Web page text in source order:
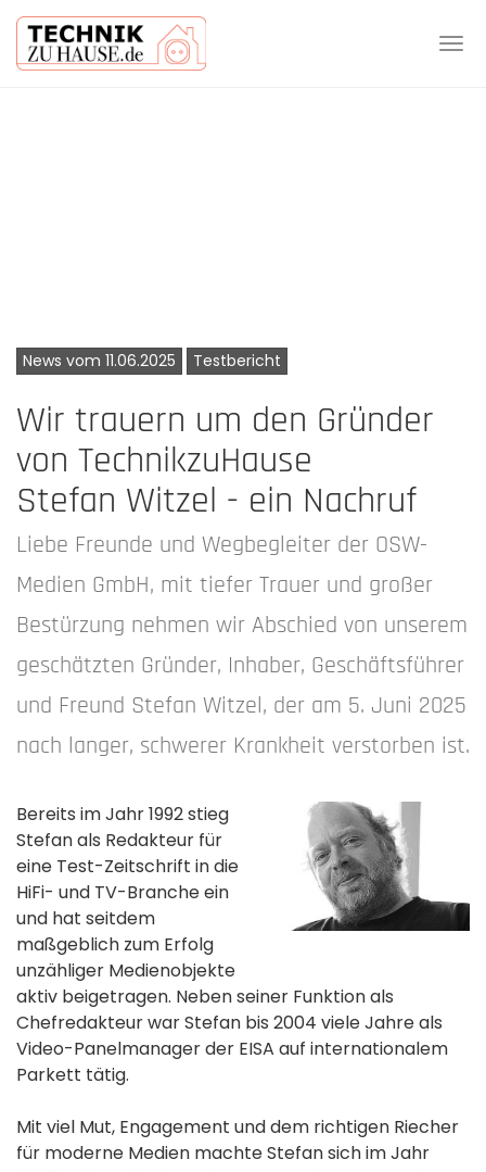
News vom 11.06.2025 Testbericht
Wir trauern um den Gründer
von TechnikzuHause
Stefan Witzel - ein Nachruf
Liebe Freunde und Wegbegleiter der OSW-
Medien GmbH, mit tiefer Trauer und großer
Bestürzung nehmen wir Abschied von unserem
geschätzten Gründer, Inhaber, Geschäftsführer
und Freund Stefan Witzel, der am 5. Juni 2025
nach langer, schwerer Krankheit verstorben ist.
Bereits im Jahr 1992 stieg
Stefan als Redakteur für
eine Test-Zeitschrift in die
HiFi- und TV-Branche ein
und hat seitdem
maßgeblich zum Erfolg
unzähliger Medienobjekte
aktiv beigetragen. Neben seiner Funktion als
Chefredakteur war Stefan bis 2004 viele Jahre als
Video-Panelmanager der EISA auf internationalem
Parkett tätig.
Mit viel Mut, Engagement und dem richtigen Riecher
für moderne Medien machte Stefan sich im Jahr